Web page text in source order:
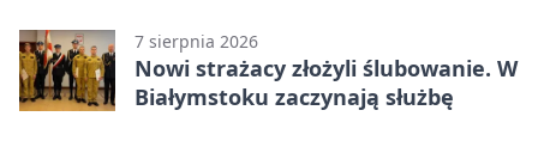
7 sierpnia 2026
Nowi strażacy złożyli ślubowanie. W
Białymstoku zaczynają służbę